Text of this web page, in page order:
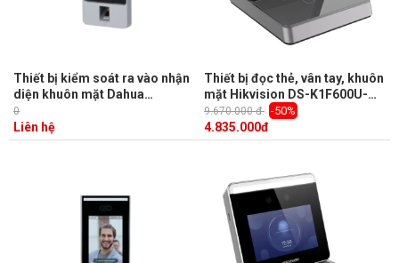
Thiết bị kiểm soát ra vào nhận
diện khuôn mặt Dahua
ASI7214Y-V3 7inch IPS, 50.000
khuôn mặt
0
Liên hệ
Thiết bị đọc thẻ, vân tay, khuôn
mặt Hikvision DS-K1F600U-
D6E 2MP, hỗ trợ wifi, màn hình
3,97inch
9.670.000 đ -50%
4.835.000đ